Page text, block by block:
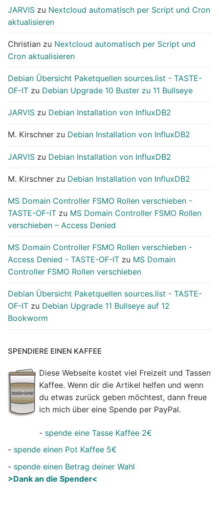
JARVIS zu Nextcloud automatisch per Script und Cron
aktualisieren
Christian zu Nextcloud automatisch per Script und
Cron aktualisieren
Debian Übersicht Paketquellen sources.list - TASTE-
OF-IT zu Debian Upgrade 10 Buster zu 11 Bullseye
JARVIS zu Debian Installation von InfluxDB2
M. Kirschner zu Debian Installation von InfluxDB2
JARVIS zu Debian Installation von InfluxDB2
M. Kirschner zu Debian Installation von InfluxDB2
MS Domain Controller FSMO Rollen verschieben -
TASTE-OF-IT zu MS Domain Controller FSMO Rollen
verschieben – Access Denied
MS Domain Controller FSMO Rollen verschieben -
Access Denied - TASTE-OF-IT zu MS Domain
Controller FSMO Rollen verschieben
Debian Übersicht Paketquellen sources.list - TASTE-
OF-IT zu Debian Upgrade 11 Bullseye auf 12
Bookworm
SPENDIERE EINEN KAFFEE
Diese Webseite kostet viel Freizeit und Tassen
Kaffee. Wenn dir die Artikel helfen und wenn
du etwas zurück geben möchtest, dann freue
ich mich über eine Spende per PayPal.
- spende eine Tasse Kaffee 2€
- spende einen Pot Kaffee 5€
- spende einen Betrag deiner Wahl
>Dank an die Spender<